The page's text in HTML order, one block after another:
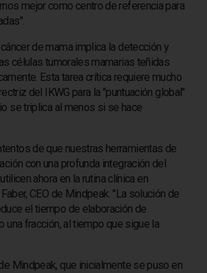
mejor como centro de referencia para
de mama implica la detección y
células tumorales mamarias teñidas
Esta tarea crítica requiere mucho
del IKWG para la "puntuación global"
se triplica al menos si se hace
de que nuestras herramientas de
con una profunda integración del
ahora en la rutina clínica en
CEO de Mindpeak. "La solución de
el tiempo de elaboración de
una fracción, al tiempo que sigue la
Mindpeak, que inicialmente se puso en